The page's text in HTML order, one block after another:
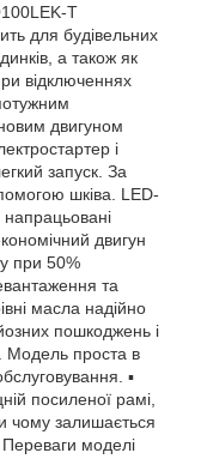
для будівельних
а також як
відключеннях
двигуном
і
запуск. За
шківа. LED-
напрацьовані
двигун
при 50%
та
масла надійно
пошкоджень і
Модель проста в
▪
посиленої рамі,
чому залишається
моделі